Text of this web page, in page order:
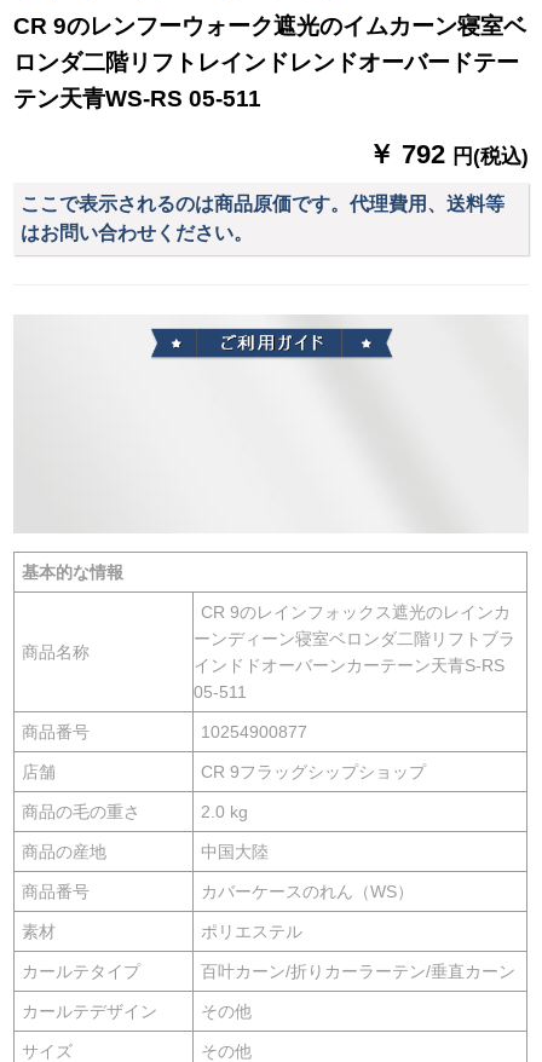
カート热绿色布普通
フーク幅2メ`トル*高
さ2メ`トル/1枚
のフには、小さらの
グリップのリングが
あります。50个の纯
平たいリフ】
CR 9のレンフーウォーク遮光のイムカーン寝室ベ
ロンダ二階リフトレインドレンドオーバードテー
テン天青WS-RS 05-511
￥ 792 円(税込)
ここで表示されるのは商品原価です。代理費用、送料等
はお問い合わせください。
基本的な情報
商品名称
CR 9のレインフォックス遮光のレインカ
ーンディーン寝室ベロンダ二階リフトブラ
インドドオーバーンカーテーン天青S-RS
05-511
商品番号 10254900877
店舗 CR 9フラッグシップショップ
商品の毛の重さ 2.0 kg
商品の産地 中国大陸
商品番号 カバーケースのれん（WS）
素材 ポリエステル
カールテタイプ 百叶カーン/折りカーラーテン/垂直カーン
カールテデザイン その他
サイズ その他